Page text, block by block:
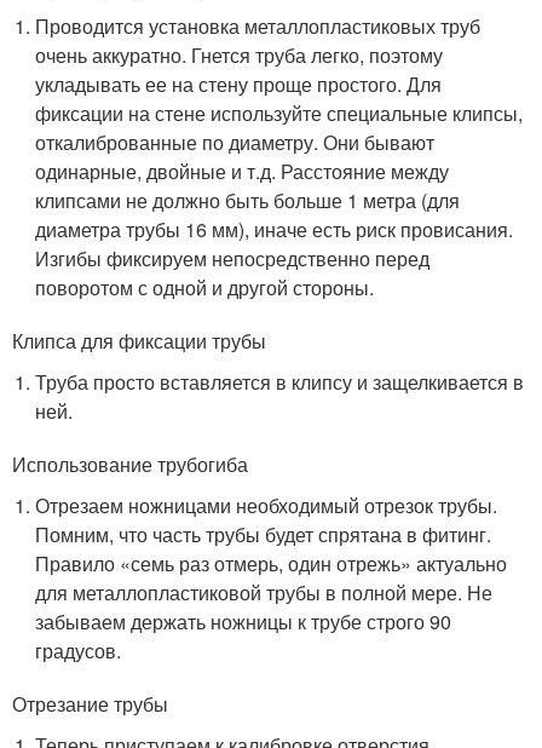
Проводится установка металлопластиковых труб
очень аккуратно. Гнется труба легко, поэтому
укладывать ее на стену проще простого. Для
фиксации на стене используйте специальные клипсы,
откалиброванные по диаметру. Они бывают
одинарные, двойные и т.д. Расстояние между
клипсами не должно быть больше 1 метра (для
диаметра трубы 16 мм), иначе есть риск провисания.
Изгибы фиксируем непосредственно перед
поворотом с одной и другой стороны.
Клипса для фиксации трубы
Труба просто вставляется в клипсу и защелкивается в
ней.
Использование трубогиба
Отрезаем ножницами необходимый отрезок трубы.
Помним, что часть трубы будет спрятана в фитинг.
Правило «семь раз отмерь, один отрежь» актуально
для металлопластиковой трубы в полной мере. Не
забываем держать ножницы к трубе строго 90
градусов.
Отрезание трубы